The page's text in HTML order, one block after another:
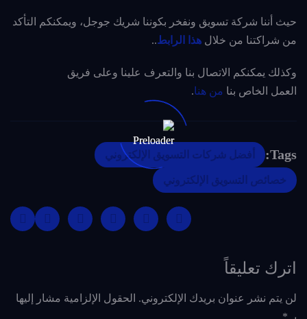
حيث أننا شركة تسويق ونفخر بكوننا شريك جوجل، ويمكنكم التأكد
من شراكتنا من خلال هذا الرابط..
وكذلك يمكنكم الاتصال بنا والتعرف علينا وعلى فريق
العمل الخاص بنا من هنا.
Tags: أفضل شركات التسويق الإلكتروني
خصائص التسويق الإلكتروني
اترك تعليقاً
لن يتم نشر عنوان بريدك الإلكتروني. الحقول الإلزامية مشار إليها
بـ *